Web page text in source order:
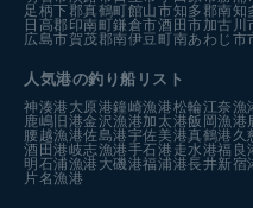
足柄下郡真鶴町館山市知多郡南知
日高郡印南町鎌倉市酒田市加古川
広島市賀茂郡南伊豆町南あわじ市
人気港の釣り船リスト
神湊港 大原港鐘崎漁港松輪江奈漁
鹿嶋旧港金沢漁港加太港飯岡漁港
腰越漁港佐島港宇佐美港真鶴港 久
酒田港岐志漁港手石港 走水港福良
明石浦漁港 大磯港福浦港長井新宿
片名漁港